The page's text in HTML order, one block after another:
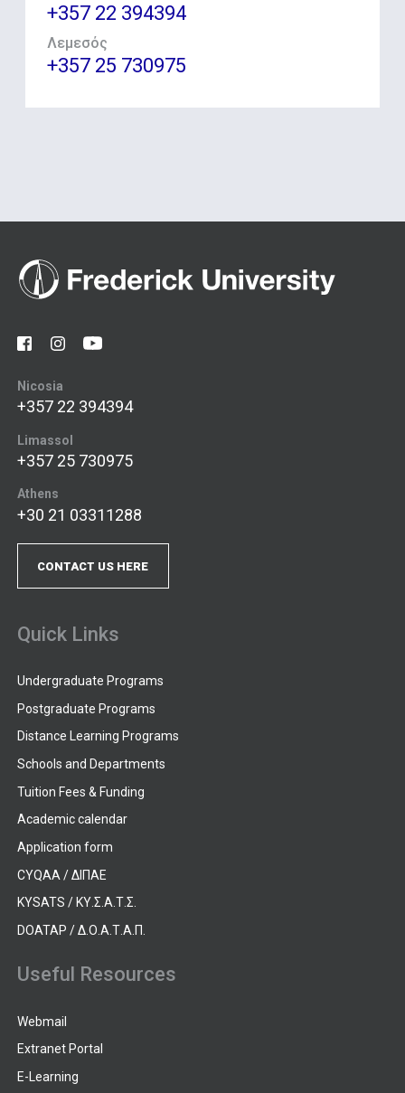
+357 22 394394
Λεμεσός
+357 25 730975
Nicosia
+357 22 394394
Limassol
+357 25 730975
Athens
+30 21 03311288
CONTACT US HERE
Quick Links
Undergraduate Programs
Postgraduate Programs
Distance Learning Programs
Schools and Departments
Tuition Fees & Funding
Academic calendar
Application form
CYQAA / ΔΙΠΑΕ
KYSATS / ΚΥ.Σ.Α.Τ.Σ.
DOATAP / Δ.Ο.Α.Τ.Α.Π.
Useful Resources
Webmail
Extranet Portal
E-Learning